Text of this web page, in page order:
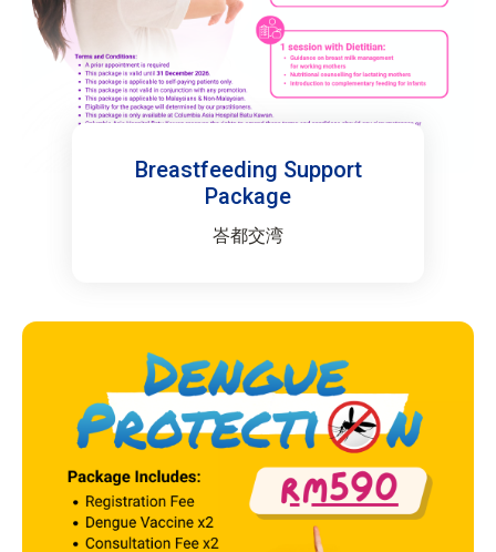
Breastfeeding Support
Package
峇都交湾